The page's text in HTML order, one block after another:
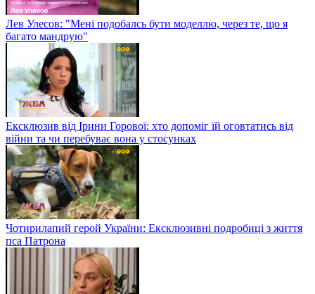
Лев Улесов: "Мені подобалсь бути моделлю, через те, що я
багато мандрую"
Ексклюзив від Ірини Горової: хто допоміг їй оговтатись від
війни та чи перебуває вона у стосунках
Чотирилапий герой України: Ексклюзивні подробиці з життя
пса Патрона